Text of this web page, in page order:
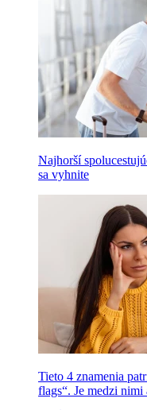
Najhorší
sa vyhnite
Tieto 4 znamenia
flags“. Je medzi nimi